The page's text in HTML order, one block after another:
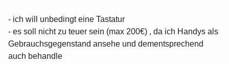
- ich will unbedingt eine Tastatur
- es soll nicht zu teuer sein (max 200€) , da ich Handys als
Gebrauchsgegenstand ansehe und dementsprechend
auch behandle